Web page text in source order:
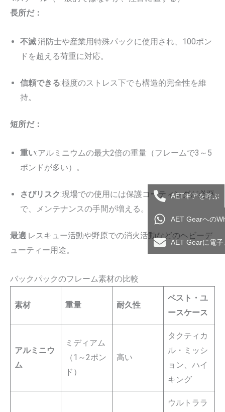
長所だ：
不滅:消防士や産業用特殊パックに使用され、100ポン
ドを超える荷重に対応。
信頼できる:極度のストレス下でも構造的完全性を維
持。
短所だ：
重い:アルミニウムの最大2倍の重量（フレームで3～5
ポンドが多い）。
さびリスク:現場での使用には保護コーティングが必要
で、メンテナンスの手間が増える。
最適:レスキュー活動や野原での消火活動などのヘビーデ
ューティー用途。
バックパックのフレーム素材の比較
素材 重量 耐久性
ベスト・ユ
ースケース
アルミニウ
ム
ミディアム
（1～2ポン
ド）
高い
タクティカ
ル・ミッシ
ョン、ハイ
キング
ウルトララ
AETギアを呼ぶ
AET Gearへの
AET Gearに電